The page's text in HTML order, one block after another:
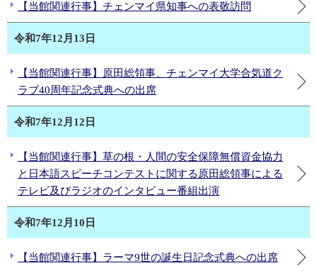
【当館関連行事】チェンマイ県知事への表敬訪問
令和7年12月13日
【当館関連行事】原田総領事、チェンマイ大学合気道ク
ラブ40周年記念式典への出席
令和7年12月12日
【当館関連行事】草の根・人間の安全保障無償資金協力
と日本語スピーチコンテストに関する原田総領事による
テレビ及びラジオのインタビュー番組出演
令和7年12月10日
【当館関連行事】ラーマ9世の誕生日記念式典への出席